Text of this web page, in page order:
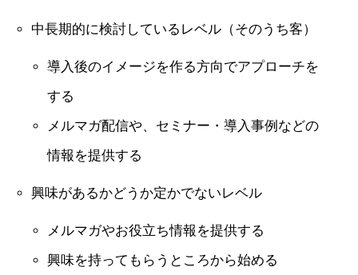
中長期的に検討しているレベル（そのうち客）
導入後のイメージを作る方向でアプローチを
する
メルマガ配信や、セミナー・導入事例などの
情報を提供する
興味があるかどうか定かでないレベル
メルマガやお役立ち情報を提供する
興味を持ってもらうところから始める